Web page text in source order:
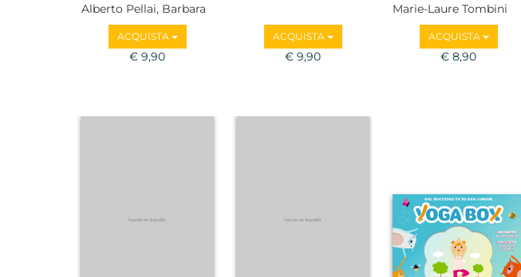
Alberto Pellai, Barbara
Tamborini
ACQUISTA
€ 9,90
ACQUISTA
€ 9,90
Marie-Laure Tombini
ACQUISTA
€ 8,90